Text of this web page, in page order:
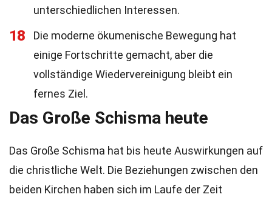
unterschiedlichen Interessen.
18
Die moderne ökumenische Bewegung hat
einige Fortschritte gemacht, aber die
vollständige Wiedervereinigung bleibt ein
fernes Ziel.
Das Große Schisma heute
Das Große Schisma hat bis heute Auswirkungen auf
die christliche Welt. Die Beziehungen zwischen den
beiden Kirchen haben sich im Laufe der Zeit